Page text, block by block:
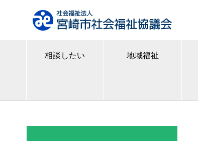
相談したい 地域福祉